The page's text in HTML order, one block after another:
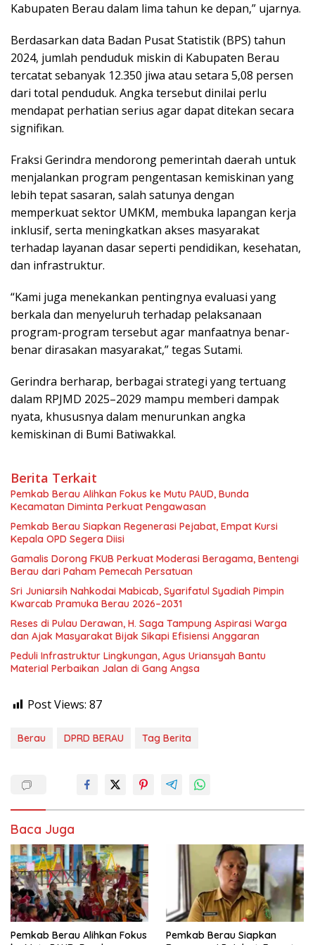
Kabupaten Berau dalam lima tahun ke depan,” ujarnya.
Berdasarkan data Badan Pusat Statistik (BPS) tahun
2024, jumlah penduduk miskin di Kabupaten Berau
tercatat sebanyak 12.350 jiwa atau setara 5,08 persen
dari total penduduk. Angka tersebut dinilai perlu
mendapat perhatian serius agar dapat ditekan secara
signifikan.
Fraksi Gerindra mendorong pemerintah daerah untuk
menjalankan program pengentasan kemiskinan yang
lebih tepat sasaran, salah satunya dengan
memperkuat sektor UMKM, membuka lapangan kerja
inklusif, serta meningkatkan akses masyarakat
terhadap layanan dasar seperti pendidikan, kesehatan,
dan infrastruktur.
“Kami juga menekankan pentingnya evaluasi yang
berkala dan menyeluruh terhadap pelaksanaan
program-program tersebut agar manfaatnya benar-
benar dirasakan masyarakat,” tegas Sutami.
Gerindra berharap, berbagai strategi yang tertuang
dalam RPJMD 2025–2029 mampu memberi dampak
nyata, khususnya dalam menurunkan angka
kemiskinan di Bumi Batiwakkal.
Berita Terkait
Pemkab Berau Alihkan Fokus ke Mutu PAUD, Bunda
Kecamatan Diminta Perkuat Pengawasan
Pemkab Berau Siapkan Regenerasi Pejabat, Empat Kursi
Kepala OPD Segera Diisi
Gamalis Dorong FKUB Perkuat Moderasi Beragama, Bentengi
Berau dari Paham Pemecah Persatuan
Sri Juniarsih Nahkodai Mabicab, Syarifatul Syadiah Pimpin
Kwarcab Pramuka Berau 2026–2031
Reses di Pulau Derawan, H. Saga Tampung Aspirasi Warga
dan Ajak Masyarakat Bijak Sikapi Efisiensi Anggaran
Peduli Infrastruktur Lingkungan, Agus Uriansyah Bantu
Material Perbaikan Jalan di Gang Angsa
Post Views: 87
Berau DPRD BERAU Tag Berita
Baca Juga
Pemkab Berau Alihkan Fokus
Pemkab Berau Siapkan